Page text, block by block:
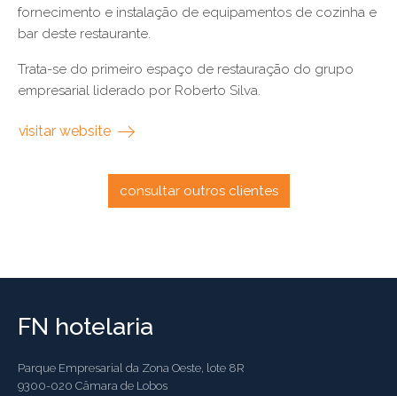
fornecimento e instalação de equipamentos de cozinha e
bar deste restaurante.
Trata-se do primeiro espaço de restauração do grupo
empresarial liderado por Roberto Silva.
visitar website
consultar outros clientes
FN hotelaria
Parque Empresarial da Zona Oeste, lote 8R
9300-020 Câmara de Lobos